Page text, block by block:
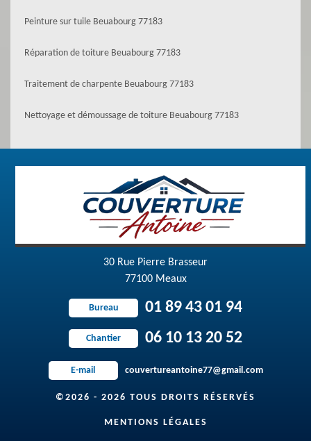
Peinture sur tuile Beuabourg 77183
Réparation de toiture Beuabourg 77183
Traitement de charpente Beuabourg 77183
Nettoyage et démoussage de toiture Beuabourg 77183
30 Rue Pierre Brasseur
77100 Meaux
Bureau 01 89 43 01 94
Chantier 06 10 13 20 52
E-mail couvertureantoine77@gmail.com
©2026 - 2026 TOUS DROITS RÉSERVÉS
MENTIONS LÉGALES